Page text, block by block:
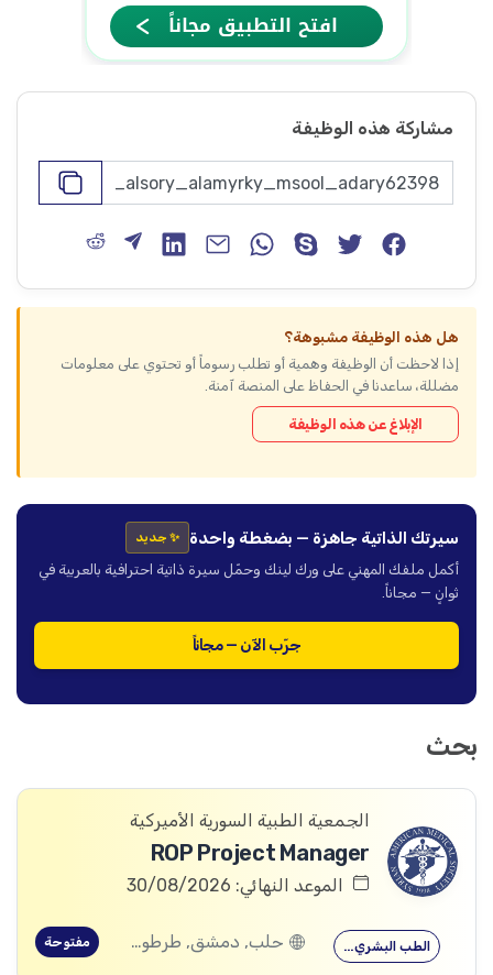
مشاركة هذه الوظيفة
هل هذه الوظيفة مشبوهة؟
إذا لاحظت أن الوظيفة وهمية أو تطلب رسوماً أو تحتوي على معلومات
مضللة، ساعدنا في الحفاظ على المنصة آمنة.
الإبلاغ عن هذه الوظيفة
سيرتك الذاتية جاهزة — بضغطة واحدة ✨ جديد
أكمل ملفك المهني على ورك لينك وحمّل سيرة ذاتية احترافية بالعربية في
ثوانٍ — مجاناً.
جرّب الآن — مجاناً
بحث
الجمعية الطبية السورية الأميركية
ROP Project Manager
الموعد النهائي: 30/08/2026
الطب البشري… حلب, دمشق, طرطوس, ريف دمشق, ديرالزور, درعا, السويداء, إدلب, القنيطرة, اللاذقية, الرقة, حمص, الحسكة, حماة مفتوحة